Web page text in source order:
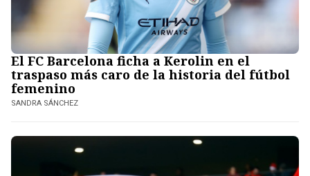
El FC Barcelona ficha a Kerolin en el
traspaso más caro de la historia del fútbol
femenino
SANDRA SÁNCHEZ